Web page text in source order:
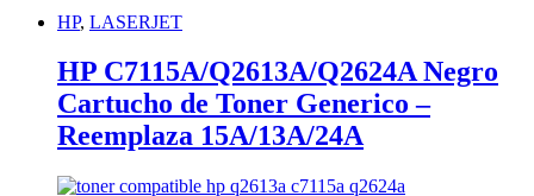
HP, LASERJET
HP C7115A/Q2613A/Q2624A Negro
Cartucho de Toner Generico –
Reemplaza 15A/13A/24A